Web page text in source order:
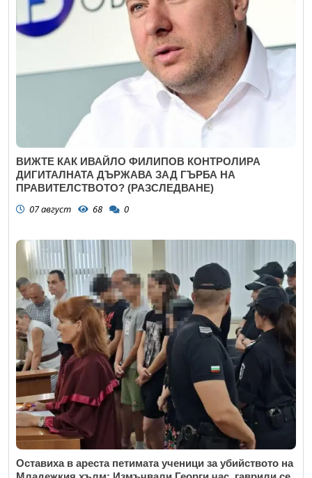
ВИЖТЕ КАК ИВАЙЛО ФИЛИПОВ КОНТРОЛИРА
ДИГИТАЛНАТА ДЪРЖАВА ЗАД ГЪРБА НА
ПРАВИТЕЛСТВОТО? (РАЗСЛЕДВАНЕ)
07 август 68 0
Оставиха в ареста петимата ученици за убийството на